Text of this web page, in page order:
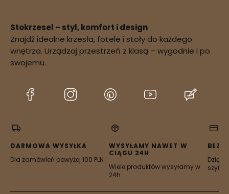
potwierdzenie
dostępności zamówienia
Stokrzesel – styl, komfort i design
Znajdź idealne krzesła, fotele i stoły do każdego
wnętrza. Urządzaj przestrzeń z klasą – wygodnie i po
swojemu.
(Otwiera (Otwiera (Otwiera
nowej
(Otwiera
nowej
DARMOWA WYSYŁKA
Dla zamówień powyżej 100 PLN
WYSYŁAMY NAWET W
CIĄGU 24H
Wiele produktów wysyłamy w
24h
Dzięki